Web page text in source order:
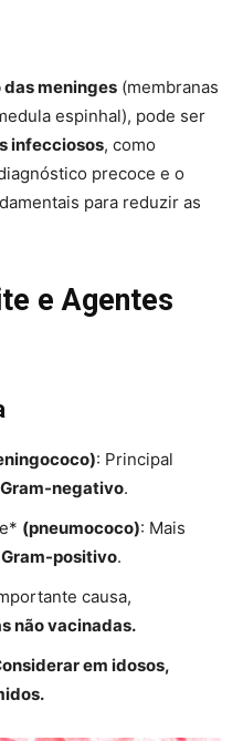
meninges (membranas
espinhal), pode ser
infecciosos, como
precoce e o
para reduzir as
e Agentes
: Principal
Gram-negativo.
(pneumococo): Mais
Gram-positivo.
causa,
não vacinadas.
em idosos,